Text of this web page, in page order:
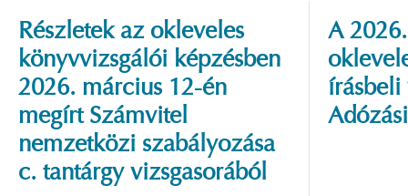
Részletek az okleveles
könyvvizsgálói képzésben
2026. március 12-én
megírt Számvitel
nemzetközi szabályozása
c. tantárgy vizsgasorából
A
írásbeli